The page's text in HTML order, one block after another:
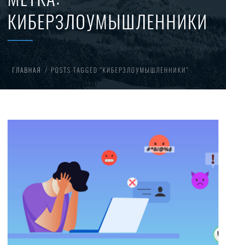
КИБЕРЗЛОУМЫШЛЕННИКИ
ГЛАВНАЯ POSTS TAGGED “КИБЕРЗЛОУМЫШЛЕННИКИ”